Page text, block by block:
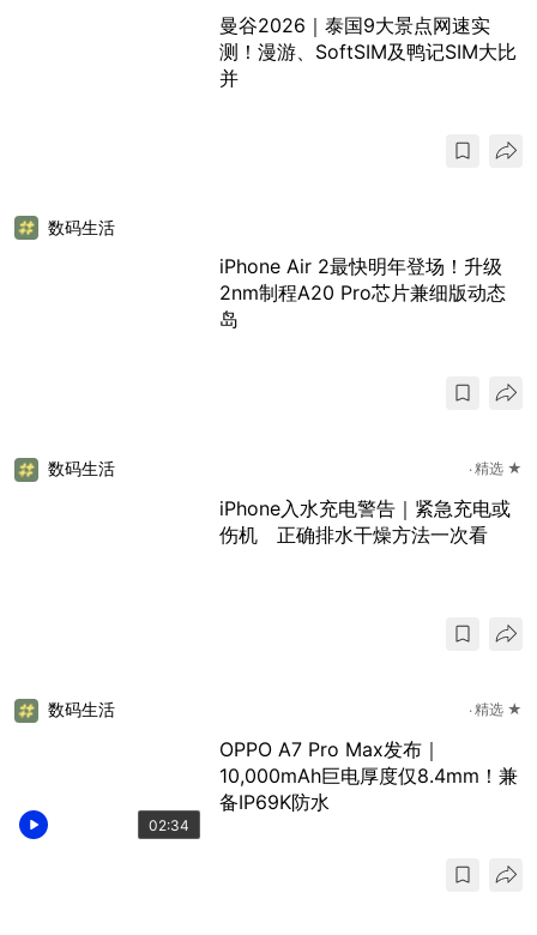
曼谷2026｜泰国9大景点网速实
测！漫游、SoftSIM及鸭记SIM大比
并
数码生活
iPhone Air 2最快明年登场！升级
2nm制程A20 Pro芯片兼细版动态
岛
数码生活 精选 ★
iPhone入水充电警告｜紧急充电或
伤机 正确排水干燥方法一次看
02:34
数码生活 精选 ★
OPPO A7 Pro Max发布｜
10,000mAh巨电厚度仅8.4mm！兼
备IP69K防水